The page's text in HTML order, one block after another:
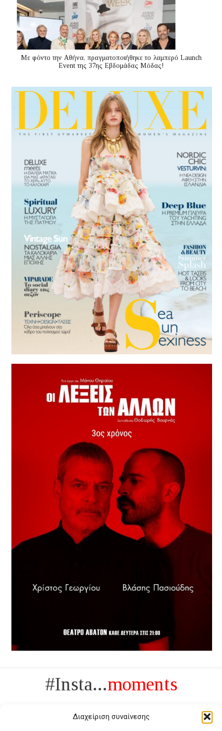
Διαχείριση συναίνεσης
Με φόντο την Αθήνα, πραγματοποιήθηκε το λαμπερό Launch
Event της 37ης Εβδομάδας Μόδας!
#Insta...moments